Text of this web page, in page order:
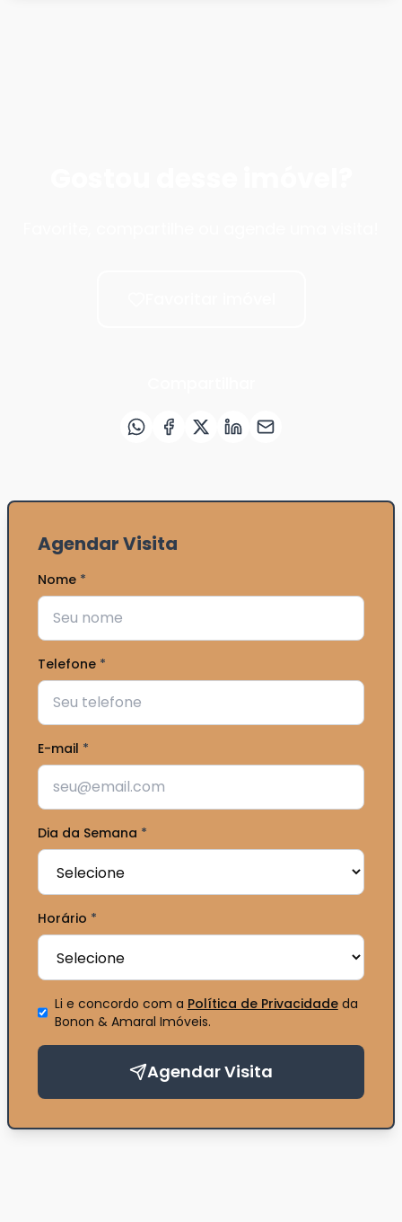
Agendar Visita
Nome *
Telefone *
E-mail *
Dia da Semana *
Horário *
Li e concordo com a Política de Privacidadeda
Bonon & Amaral Imóveis.
Agendar Visita